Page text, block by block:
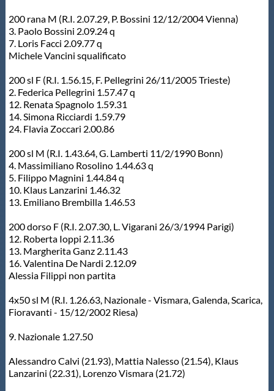
Area Legislativa
Qualità
Privacy
Cookie Policy
Archivio News
Flash News
Galleria fotografica
Videogallery
200 rana M (R.I. 2.07.29, P. Bossini 12/12/2004 Vienna)
3. Paolo Bossini 2.09.24 q
7. Loris Facci 2.09.77 q
Michele Vancini squalificato
200 sl F (R.I. 1.56.15, F. Pellegrini 26/11/2005 Trieste)
2. Federica Pellegrini 1.57.47 q
12. Renata Spagnolo 1.59.31
14. Simona Ricciardi 1.59.79
24. Flavia Zoccari 2.00.86
200 sl M (R.I. 1.43.64, G. Lamberti 11/2/1990 Bonn)
4. Massimiliano Rosolino 1.44.63 q
5. Filippo Magnini 1.44.84 q
10. Klaus Lanzarini 1.46.32
13. Emiliano Brembilla 1.46.53
200 dorso F (R.I. 2.07.30, L. Vigarani 26/3/1994 Parigi)
12. Roberta Ioppi 2.11.36
13. Margherita Ganz 2.11.43
16. Valentina De Nardi 2.12.09
Alessia Filippi non partita
4x50 sl M (R.I. 1.26.63, Nazionale - Vismara, Galenda, Scarica,
Fioravanti - 15/12/2002 Riesa)
9. Nazionale 1.27.50
Alessandro Calvi (21.93), Mattia Nalesso (21.54), Klaus
Lanzarini (22.31), Lorenzo Vismara (21.72)